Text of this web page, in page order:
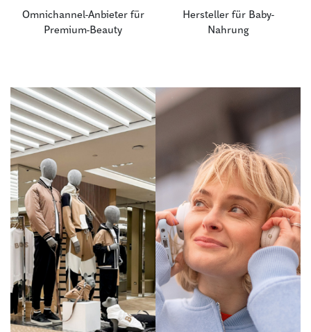
Omnichannel-Anbieter für
Premium-Beauty
Hersteller für Baby-
Nahrung